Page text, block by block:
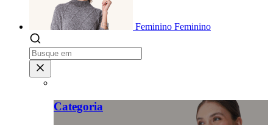
Feminino Feminino
Categoria